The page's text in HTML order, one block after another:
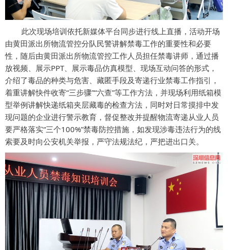
此次现场培训依托新媒体平台同步进行线上直播，活动开场
由黄田派出所物流管控分队民警讲解禁毒工作的重要性和必要
性，随后由黄田派出所物流管控工作人员担任禁毒讲师，通过播
放视频、展示PPT、展示毒品仿真模型、现场互动问答的形式，
介绍了毒品的种类与危害、藏匿手段及寄递行业禁毒工作指引，
着重讲解快件收寄“三步骤”“六查”等工作方法，并现场利用纸箱模
型举例讲解快递纸箱夹层藏毒的检查方法，同时对日常摸排中发
现问题的企业进行警示教育，督促整改并提醒物流寄递从业人员
要严格落实“三个100%”禁毒防控措施，如发现涉毒违法行为的线
索要及时向公安机关举报，严守法规法纪，严把进出口关。